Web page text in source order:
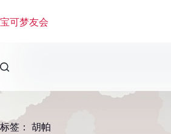
过
宝可梦友会
标签： 胡帕